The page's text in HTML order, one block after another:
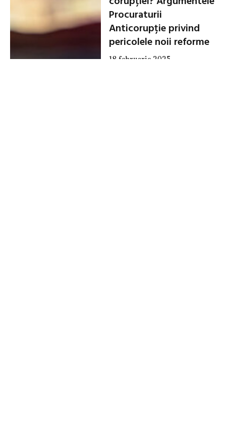
Procuraturii
Anticorupție privind
pericolele noii reforme
18 februarie 2025